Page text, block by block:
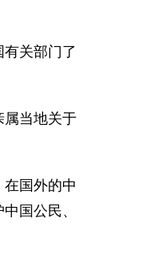
关部门了
属当地关于
国外的中
国公民、